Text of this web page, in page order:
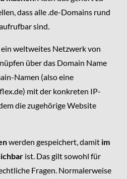
dass alle .de-Domains rund
sind.
weltweites Netzwerk von
über das Domain Name
Namen (also eine
mit der konkreten IP-
die zugehörige Website
werden gespeichert, damit im
ist. Das gilt sowohl für
Fragen. Normalerweise